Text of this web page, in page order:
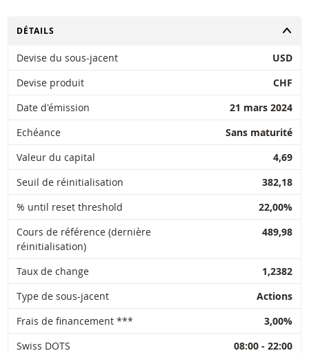
Latest Product Quotes
Restrike history xlsx
CHANGER
DÉTAILS
Devise du sous-jacent
USD
Devise produit
CHF
Date d'émission
21 mars 2024
Echéance
Sans maturité
Valeur du capital
4,69
Seuil de réinitialisation
382,18
% until reset threshold
22,00%
Cours de référence (dernière
réinitialisation)
489,98
Taux de change
1,2382
Type de sous-jacent
Actions
Frais de financement ***
3,00%
Swiss DOTS
08:00 - 22:00